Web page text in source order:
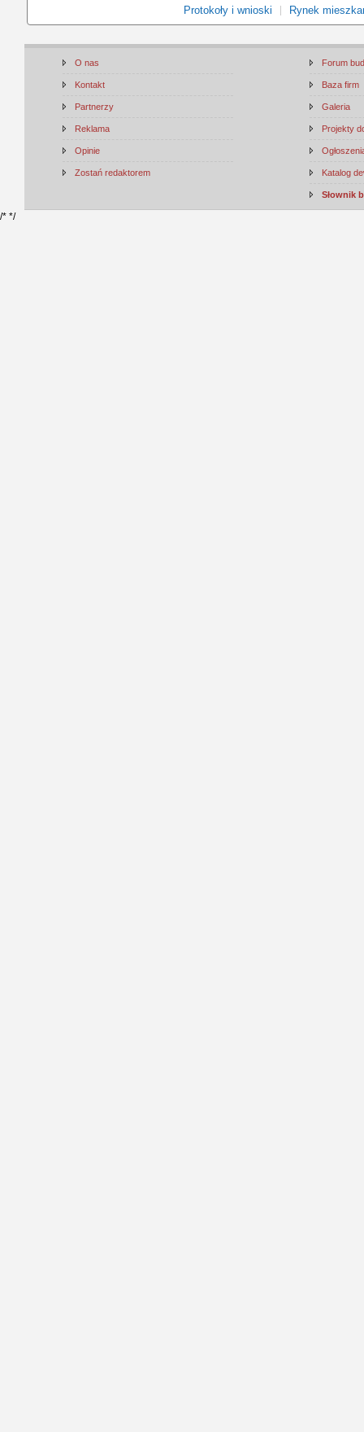
Protokoły i wnioski
Rynek
O nas
Kontakt
Partnerzy
Reklama
Opinie
Zostań redaktorem
Forum
Baza firm
Galeria
Projekty
Katalog
Słownik
/* */